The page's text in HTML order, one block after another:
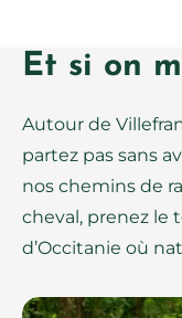
Et si on
Autour de
partez pas sans
nos chemins de
cheval, prenez le
d’Occitanie où